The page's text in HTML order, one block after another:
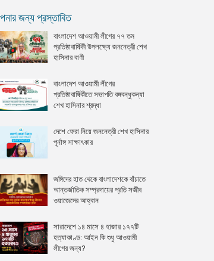
জন্য প্রস্তাবিত
বাংলাদেশ আওয়ামী লীগের ৭৭ তম
প্রতিষ্ঠাবার্ষিকী উপলক্ষ্যে জননেত্রী শেখ
হাসিনার বাণী
বাংলাদেশ আওয়ামী লীগের
প্রতিষ্ঠাবার্ষিকীতে সভাপতি বঙ্গবন্ধুকন্যা
শেখ হাসিনার শ্রদ্ধা
দেশে ফেরা নিয়ে জননেত্রী শেখ হাসিনার
পূর্নাঙ্গ সাক্ষাৎকার
জঙ্গিদের হাত থেকে বাংলাদেশকে বাঁচাতে
আন্তর্জাতিক সম্প্রদায়ের প্রতি সজীব
ওয়াজেদের আহ্বান
সারাদেশে ১৪ মাসে ৪ হাজার ১৭৭টি
হত্যাকাণ্ড: আইন কি শুধু আওয়ামী
লীগের জন্য?